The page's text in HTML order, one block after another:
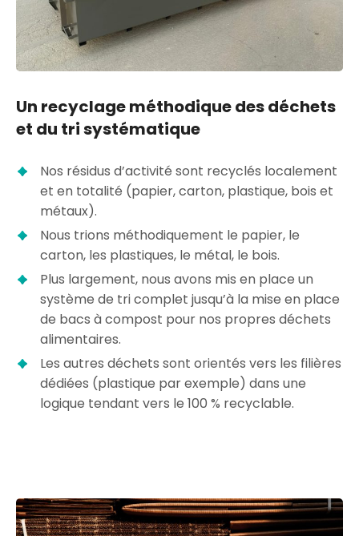
Un recyclage méthodique des déchets
et du tri systématique
Nos résidus d’activité sont recyclés localement
et en totalité (papier, carton, plastique, bois et
métaux).
Nous trions méthodiquement le papier, le
carton, les plastiques, le métal, le bois.
Plus largement, nous avons mis en place un
système de tri complet jusqu’à la mise en place
de bacs à compost pour nos propres déchets
alimentaires.
Les autres déchets sont orientés vers les filières
dédiées (plastique par exemple) dans une
logique tendant vers le 100 % recyclable.